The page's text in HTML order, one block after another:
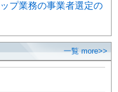
プ業務の事業者選定の
一覧 more>>